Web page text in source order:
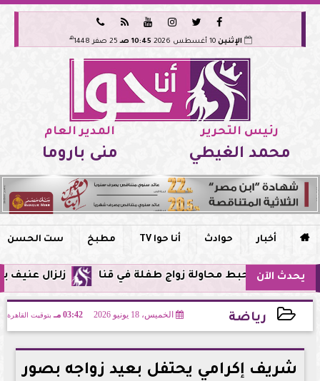






الإثنين 10 أغسطس 2026 10:45 صـ 25 صفر 1448 هـ
رئيس التحرير
محمد الغيطي
المدير العام
منى باروما
 أخبار حوادث أنا حوا TV مطبخ ست الحسن
يحدث الآن زلزال عنيف بقوة 7 درجات يضرب سواحل الفلبين وحزام النار يهتز من جديد محاولة زواج طفلة في قنا
رياضة الخميس، 18 يونيو 2026 03:42 مـ بتوقيت القاهرة
2026-06-18 15:42:31
شريف إكرامي يحتفل بعيد زواجه بصور